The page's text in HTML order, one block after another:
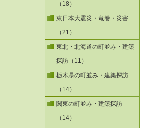
（18）
東日本大震災・竜巻・災害
（21）
東北・北海道の町並み・建築
探訪（11）
栃木県の町並み・建築探訪
（14）
関東の町並み・建築探訪
（14）